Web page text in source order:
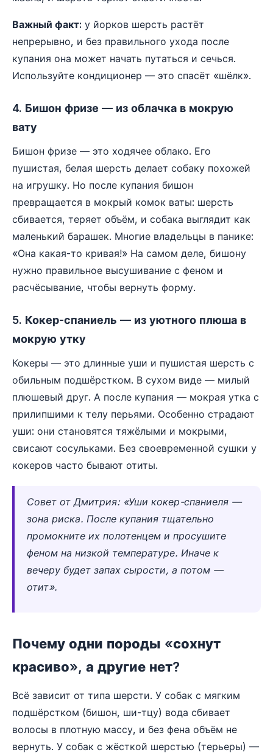
Важный факт: у йорков шерсть растёт
непрерывно, и без правильного ухода после
купания она может начать путаться и сечься.
Используйте кондиционер — это спасёт «шёлк».
4. Бишон фризе — из облачка в мокрую
вату
Бишон фризе — это ходячее облако. Его
пушистая, белая шерсть делает собаку похожей
на игрушку. Но после купания бишон
превращается в мокрый комок ваты: шерсть
сбивается, теряет объём, и собака выглядит как
маленький барашек. Многие владельцы в панике:
«Она какая-то кривая!» На самом деле, бишону
нужно правильное высушивание с феном и
расчёсывание, чтобы вернуть форму.
5. Кокер-спаниель — из уютного плюша в
мокрую утку
Кокеры — это длинные уши и пушистая шерсть с
обильным подшёрстком. В сухом виде — милый
плюшевый друг. А после купания — мокрая утка с
прилипшими к телу перьями. Особенно страдают
уши: они становятся тяжёлыми и мокрыми,
свисают сосульками. Без своевременной сушки у
кокеров часто бывают отиты.
Совет от Дмитрия: «Уши кокер-спаниеля —
зона риска. После купания тщательно
промокните их полотенцем и просушите
феном на низкой температуре. Иначе к
вечеру будет запах сырости, а потом —
отит».
Почему одни породы «сохнут
красиво», а другие нет?
Всё зависит от типа шерсти. У собак с мягким
подшёрстком (бишон, ши-тцу) вода сбивает
волосы в плотную массу, и без фена объём не
вернуть. У собак с жёсткой шерстью (терьеры) —